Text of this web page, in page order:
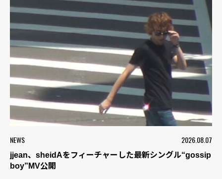
NEWS 2026.08.07
jjean、sheidAをフィーチャーした最新シングル“gossip
boy”MV公開